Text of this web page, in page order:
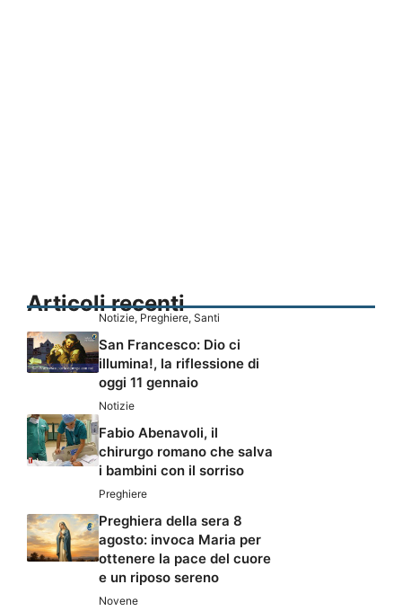
Articoli recenti
Notizie, Preghiere, Santi
San Francesco: Dio ci
illumina!, la riflessione di
oggi 11 gennaio
Notizie
Fabio Abenavoli, il
chirurgo romano che salva
i bambini con il sorriso
Preghiere
Preghiera della sera 8
agosto: invoca Maria per
ottenere la pace del cuore
e un riposo sereno
Novene